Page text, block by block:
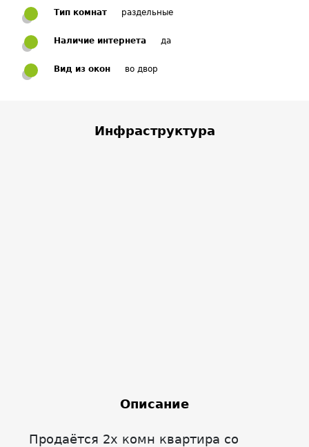
Тип комнат раздельные
Наличие интернета да
Вид из окон во двор
Инфраструктура
Описание
Продаётся 2х комн квартира со